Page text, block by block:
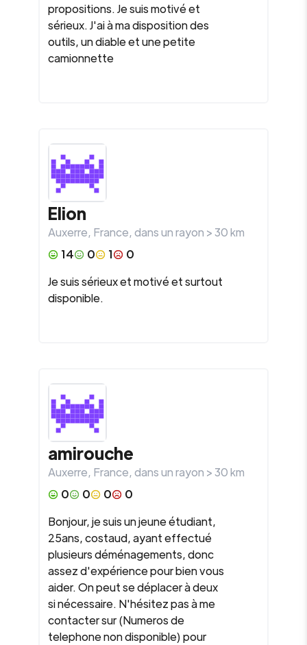
propositions. Je suis motivé et
sérieux. J'ai à ma disposition des
outils, un diable et une petite
camionnette
Elion
Auxerre, France, dans un rayon >30km
14
0 1
0
Je suis sérieux et motivé et surtout
disponible.
amirouche
Auxerre, France, dans un rayon >30km
0
0 0
0
Bonjour, je suis un jeune étudiant,
25ans, costaud, ayant effectué
plusieurs déménagements, donc
assez d'expérience pour bien vous
aider. On peut se déplacer à deux
si nécessaire. N'hésitez pas à me
contacter sur (Numeros de
telephone non disponible) pour